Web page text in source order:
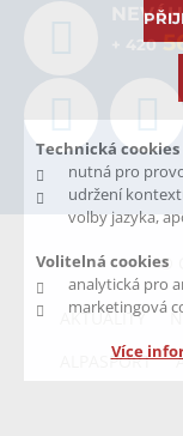
+ 420
©
AKTUALITY
ALPASPORT
Technická cookies
nutná pro
udržení
volby jazyka,
Volitelná cookies
analytická pro
marketingová
Více